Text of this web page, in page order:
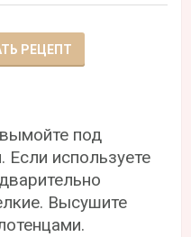
РЕЦЕПТ
под
Если используете
Высушите